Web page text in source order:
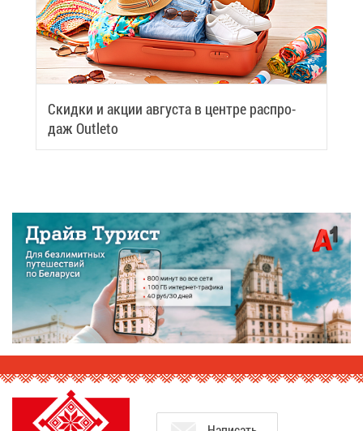
Скид­ки и ак­ции ав­гу­ста в цен­тре рас­про­
даж Outleto